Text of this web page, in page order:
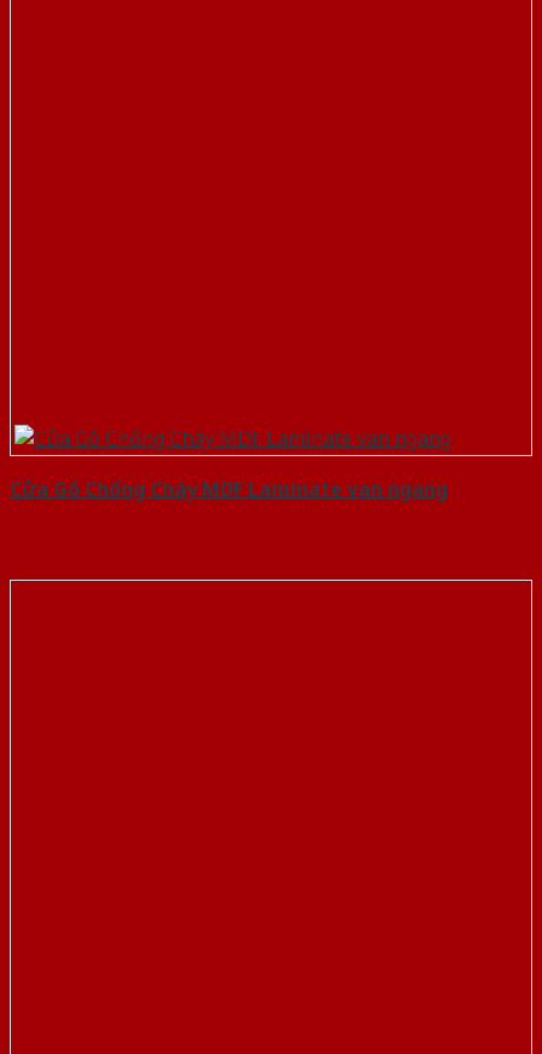
Cửa Gỗ Chống Cháy MDF Laminate van ngang